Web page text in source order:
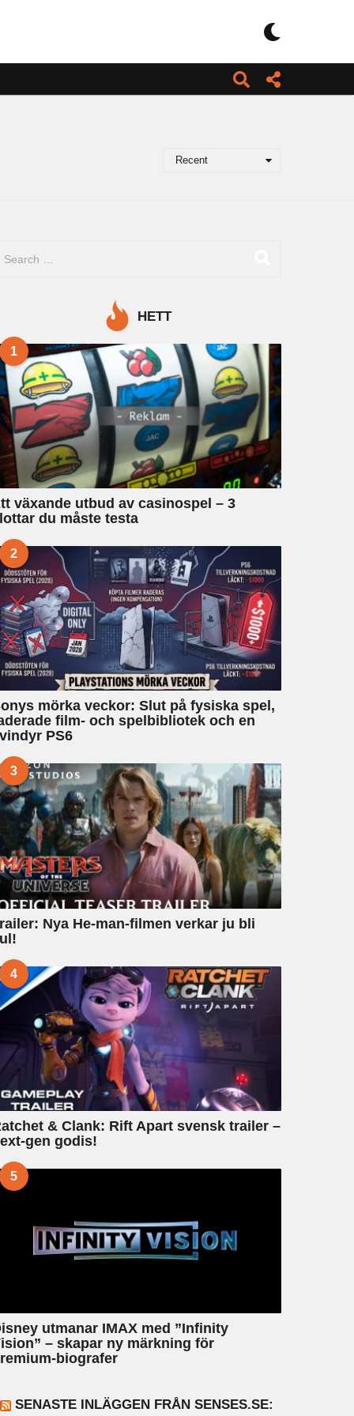
Recent
HETT
1
växande utbud av casinospel – 3
du måste testa
2
mörka veckor: Slut på fysiska spel,
film- och spelbibliotek och en
PS6
3
Nya He-man-filmen verkar ju bli
4
& Clank: Rift Apart svensk trailer –
gen godis!
5
utmanar IMAX med ”Infinity
– skapar ny märkning för
biografer
SENASTE INLÄGGEN FRÅN SENSES.SE: